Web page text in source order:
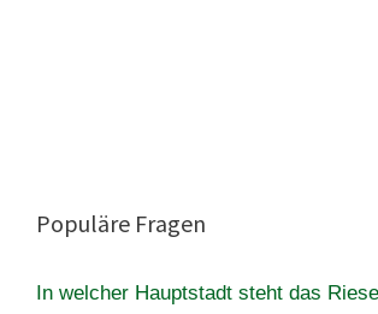
Populäre Fragen
In welcher Hauptstadt steht das